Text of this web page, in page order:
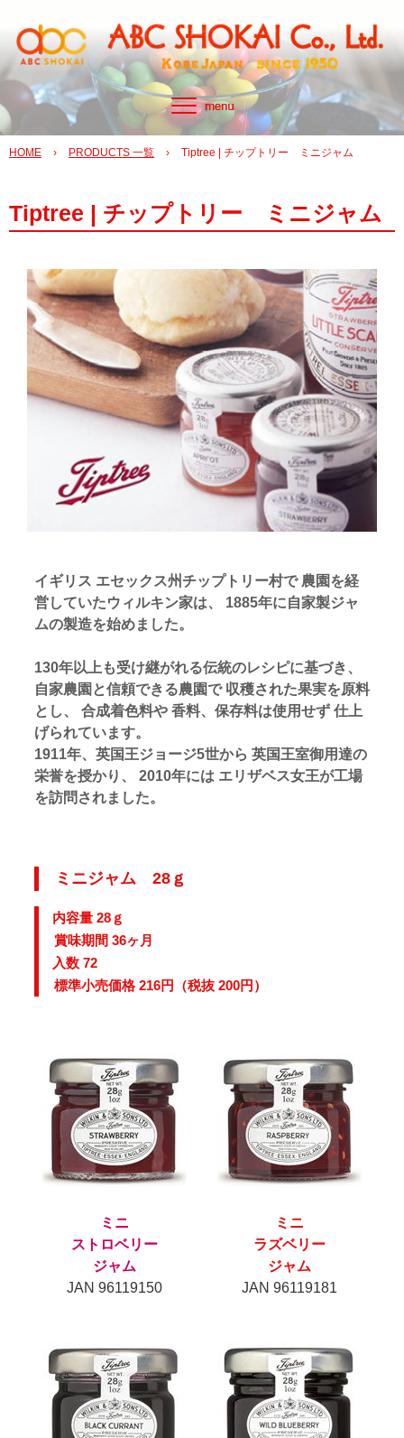
HOME › PRODUCTS 一覧 › Tiptree | チップトリー ミニジャム
Tiptree | チップトリー ミニジャム
イギリス エセックス州チップトリー村で 農園を経
営していたウィルキン家は、 1885年に自家製ジャ
ムの製造を始めました。
130年以上も受け継がれる伝統のレシピに基づき、
自家農園と信頼できる農園で 収穫された果実を原料
とし、 合成着色料や 香料、保存料は使用せず 仕上
げられています。
1911年、英国王ジョージ5世から 英国王室御用達の
栄誉を授かり、 2010年には エリザベス女王が工場
を訪問されました。
ミニジャム 28ｇ
内容量 28ｇ
賞味期間 36ヶ月
入数 72
標準小売価格 216円（税抜 200円）
ミニ
ストロベリー
ジャム
JAN 96119150
ミニ
ラズベリー
ジャム
JAN 96119181